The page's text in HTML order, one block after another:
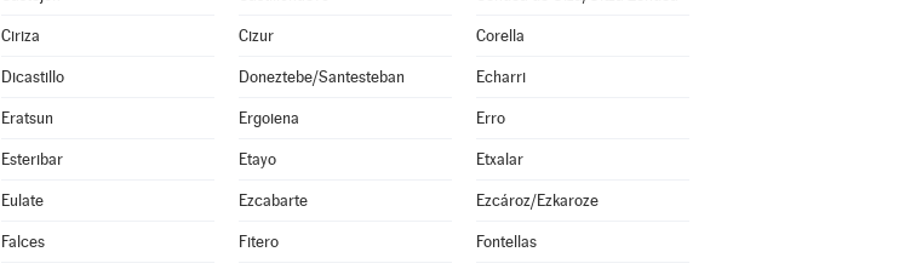
Ciriza Cizur Corella
Dicastillo Doneztebe/Santesteban Echarri
Eratsun Ergoiena Erro
Esteribar Etayo Etxalar
Eulate Ezcabarte Ezcároz/Ezkaroze
Falces Fitero Fontellas